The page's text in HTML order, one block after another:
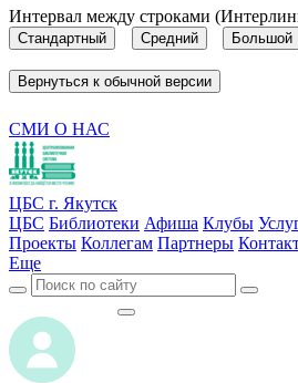
Интервал между строками
Стандартный Средний Большой
Вернуться к обычной версии
СМИ О НАС
ЦБС г. Якутск
ЦБС Библиотеки Афиша Клубы
Проекты Коллегам Партнеры
Еще